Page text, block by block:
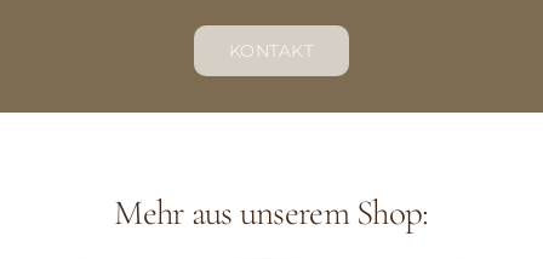
KONTAKT
Mehr aus unserem Shop: